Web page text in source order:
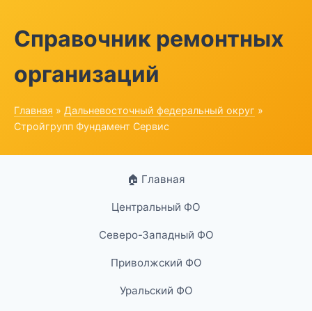
Справочник ремонтных
организаций
Главная » Дальневосточный федеральный округ »
Стройгрупп Фундамент Сервис
🏠 Главная
Центральный ФО
Северо-Западный ФО
Приволжский ФО
Уральский ФО